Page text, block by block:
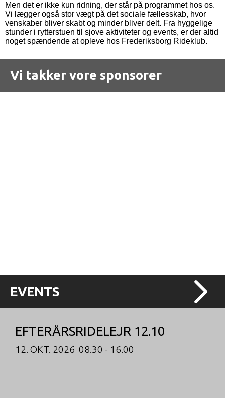
Men det er ikke kun ridning, der står på programmet hos os.
Vi lægger også stor vægt på det sociale fællesskab, hvor
venskaber bliver skabt og minder bliver delt. Fra hyggelige
stunder i rytterstuen til sjove aktiviteter og events, er der altid
noget spændende at opleve hos Frederiksborg Rideklub.
Vi takker vore sponsorer
EVENTS
EFTERÅRSRIDELEJR 12.10
12. OKT. 2026 08.30 - 16.00